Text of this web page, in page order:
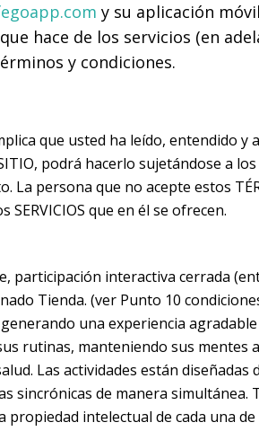
y su aplicación
hace de los servicios (en
y condiciones.
que usted ha leído, entendido
podrá hacerlo sujetándose a
La persona que no acepte estos
que en él se ofrecen.
participación interactiva cerrada
Tienda. (ver Punto 10
una experiencia
rutinas, manteniendo sus
Las actividades están
sincrónicas de manera
intelectual de cada una